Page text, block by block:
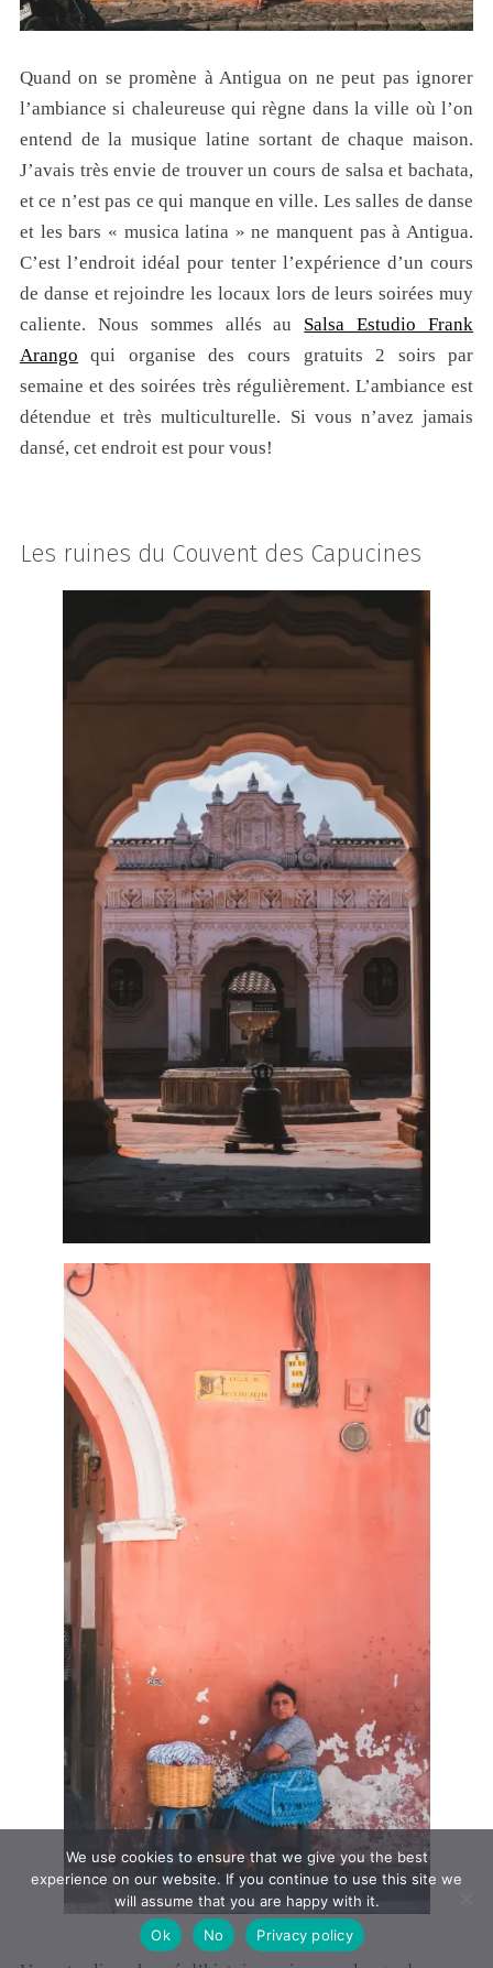
Quand on se promène à Antigua on ne peut pas ignorer
l’ambiance si chaleureuse qui règne dans la ville où l’on
entend de la musique latine sortant de chaque maison.
J’avais très envie de trouver un cours de salsa et bachata,
et ce n’est pas ce qui manque en ville. Les salles de danse
et les bars « musica latina » ne manquent pas à Antigua.
C’est l’endroit idéal pour tenter l’expérience d’un cours
de danse et rejoindre les locaux lors de leurs soirées muy
caliente. Nous sommes allés au Salsa Estudio Frank
Arango qui organise des cours gratuits 2 soirs par
semaine et des soirées très régulièrement. L’ambiance est
détendue et très multiculturelle. Si vous n’avez jamais
dansé, cet endroit est pour vous!
Les ruines du Couvent des Capucines
We use cookies to ensure that we give you the best
experience on our website. If you continue to use this site we
will assume that you are happy with it.
Ok
No Privacy policy